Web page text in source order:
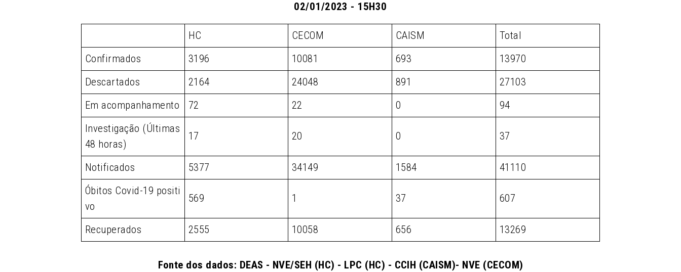
02/01/2023 - 15H30
HC CECOM CAISM
Total
Confirmados
3196 10081 693
13970
Descartados
2164 24048 891
27103
Em acompanhamento
72 22 0
94
Investigação (Últimas
48 horas)
17 20 0 37
Notificados 5377 34149 1584
41110
Óbitos Covid-19 positi
vo
569 1 37 607
Recuperados 2555 10058 656 13269
Fonte dos dados: DEAS - NVE/SEH (HC) - LPC (HC) - CCIH (CAISM)- NVE (CECOM)